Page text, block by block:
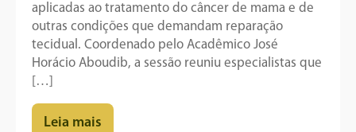
aplicadas ao tratamento do câncer de mama e de
outras condições que demandam reparação
tecidual. Coordenado pelo Acadêmico José
Horácio Aboudib, a sessão reuniu especialistas que
[…]
Leia mais